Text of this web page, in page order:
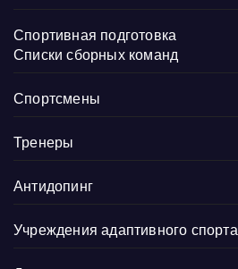
Спортивная подготовка
Списки сборных команд
Спортсмены
Тренеры
Антидопинг
Учреждения адаптивного спорта